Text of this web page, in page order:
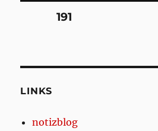
Posts
PAGE191
LINKS
notizblog